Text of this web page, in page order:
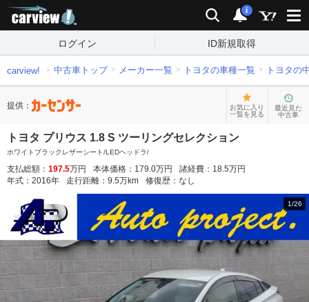
検索 通知
i
ログイン ID新規取得
carview! 中古車トップ メーカー一覧 トヨタの車種一覧 トヨタの
提供：
お気に入り
一覧を見る
最近見た
中古車
トヨタ プリウス 1.8 S ツーリングセレクション
ホワイトブラックレザーシート/LEDヘッドラ/
支払総額： 197.5万円 本体価格： 179.0万円 諸経費： 18.5万円
年式： 2016年 走行距離： 9.5万km 修復歴： なし
1/26